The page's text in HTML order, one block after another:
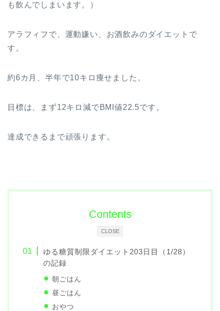
も飲んでしまいます。）
アラフィフで、運動嫌い、お酒飲みのダイエットで
す。
約6カ月、半年で10キロ痩せました。
目標は、まず12キロ減でBMI値22.5です。
達成できるまで頑張ります。
CLOSE
Contents
ゆる糖質制限ダイエット203日目（1/28）
の記録
朝ごはん
昼ごはん
おやつ